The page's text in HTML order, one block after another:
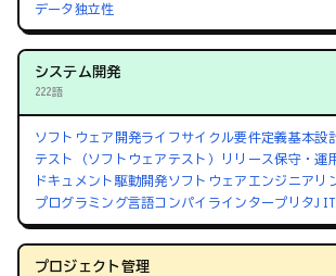
データ独立性
システム開発
222語
ソフトウェア開発ライフサイクル要件定義基本設
テスト（ソフトウェアテスト）
リリース保守・運
ドキュメント駆動開発ソフトウェアエンジニアリ
プログラミング言語コンパイラインタープリタ
プロジェクト管理